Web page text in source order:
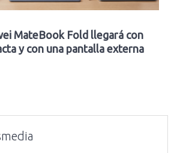
MateBook Fold llegará con
y con una pantalla externa